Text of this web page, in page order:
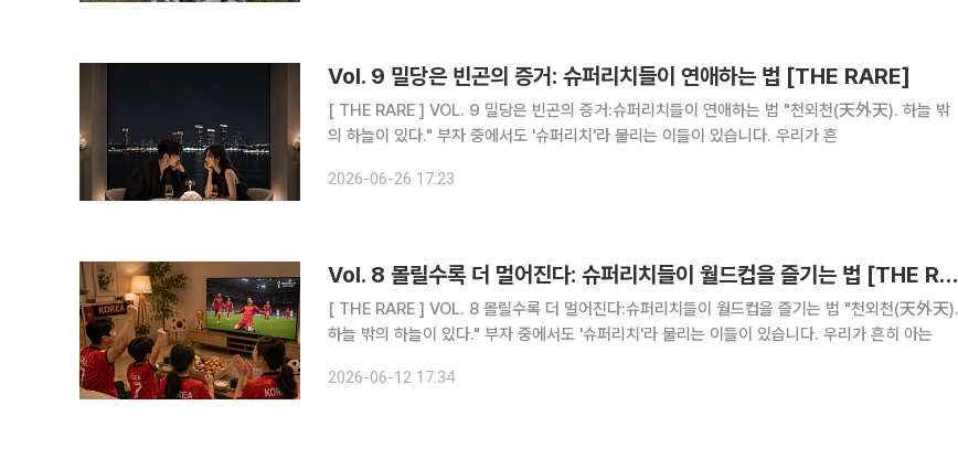
Vol. 9 밀당은 빈곤의 증거: 슈퍼리치들이 연애하는 법 [THE RARE]
[ THE RARE ] VOL. 9 밀당은 빈곤의 증거:슈퍼리치들이 연애하는 법 "천외천(天外天). 하늘 밖
의 하늘이 있다." 부자 중에서도 '슈퍼리치'라 불리는 이들이 있습니다. 우리가 흔
2026-06-26 17:23
Vol. 8 몰릴수록 더 멀어진다: 슈퍼리치들이 월드컵을 즐기는 법 [THE RARE]
[ THE RARE ] VOL. 8 몰릴수록 더 멀어진다:슈퍼리치들이 월드컵을 즐기는 법 "천외천(天外天).
하늘 밖의 하늘이 있다." 부자 중에서도 '슈퍼리치'라 불리는 이들이 있습니다. 우리가 흔히 아는
2026-06-12 17:34